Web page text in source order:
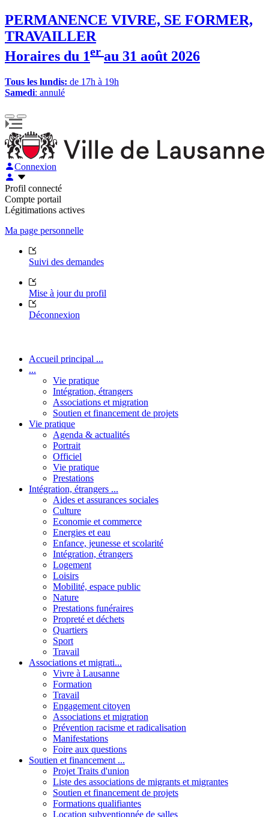
PERMANENCE VIVRE, SE FORMER,
TRAVAILLER
Horaires du 1er au 31 août 2026
Tous les lundis: de 17h à 19h
Samedi: annulé
Connexion
Profil connecté
Compte portail
Légitimations actives
Ma page personnelle
Suivi des demandes
Mise à jour du profil
Déconnexion
Accueil principal ...
...
Vie pratique
Intégration, étrangers
Associations et migration
Soutien et financement de projets
Vie pratique
Agenda & actualités
Portrait
Officiel
Vie pratique
Prestations
Intégration, étrangers ...
Aides et assurances sociales
Culture
Economie et commerce
Energies et eau
Enfance, jeunesse et scolarité
Intégration, étrangers
Logement
Loisirs
Mobilité, espace public
Nature
Prestations funéraires
Propreté et déchets
Quartiers
Sport
Travail
Associations et migrati...
Vivre à Lausanne
Formation
Travail
Engagement citoyen
Associations et migration
Prévention racisme et radicalisation
Manifestations
Foire aux questions
Soutien et financement ...
Projet Traits d'union
Liste des associations de migrants et migrantes
Soutien et financement de projets
Formations qualifiantes
Location subventionnée de salles